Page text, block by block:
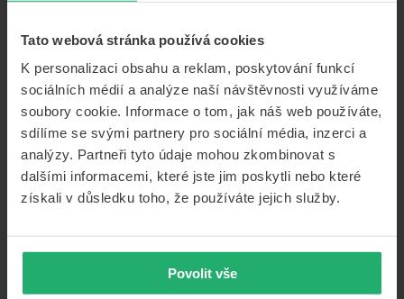
Tato webová stránka používá cookies
K personalizaci obsahu a reklam, poskytování funkcí
sociálních médií a analýze naší návštěvnosti využíváme
soubory cookie. Informace o tom, jak náš web používáte,
sdílíme se svými partnery pro sociální média, inzerci a
analýzy. Partneři tyto údaje mohou zkombinovat s
dalšími informacemi, které jste jim poskytli nebo které
získali v důsledku toho, že používáte jejich služby.
Povolit vše
– nepřemýšlejte o tom,
co se může stát na
cestách!